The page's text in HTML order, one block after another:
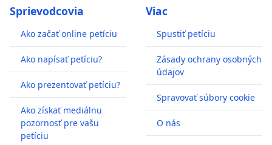
Sprievodcovia
Ako začať online petíciu
Ako napísať petíciu?
Ako prezentovať petíciu?
Ako získať mediálnu
pozornosť pre vašu
petíciu
Viac
Spustiť petíciu
Zásady ochrany osobných
údajov
Spravovať súbory cookie
O nás